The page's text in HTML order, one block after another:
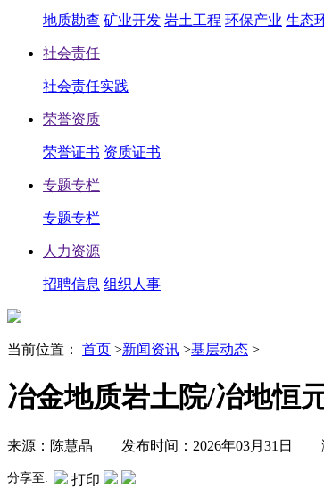
地质勘查 矿业开发 岩土工程 环保产业 生态
社会责任
社会责任实践
荣誉资质
荣誉证书 资质证书
专题专栏
专题专栏
人力资源
招聘信息 组织人事
当前位置： 首页 >新闻资讯 >基层动态 >
冶金地质岩土院/冶地恒
来源：陈慧晶 发布时间：2026年03月31日
分享至: 打印